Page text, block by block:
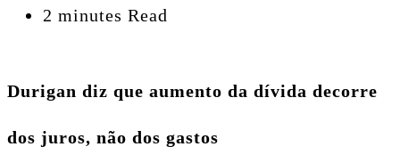
2 minutes Read
Durigan diz que aumento da dívida decorre
dos juros, não dos gastos